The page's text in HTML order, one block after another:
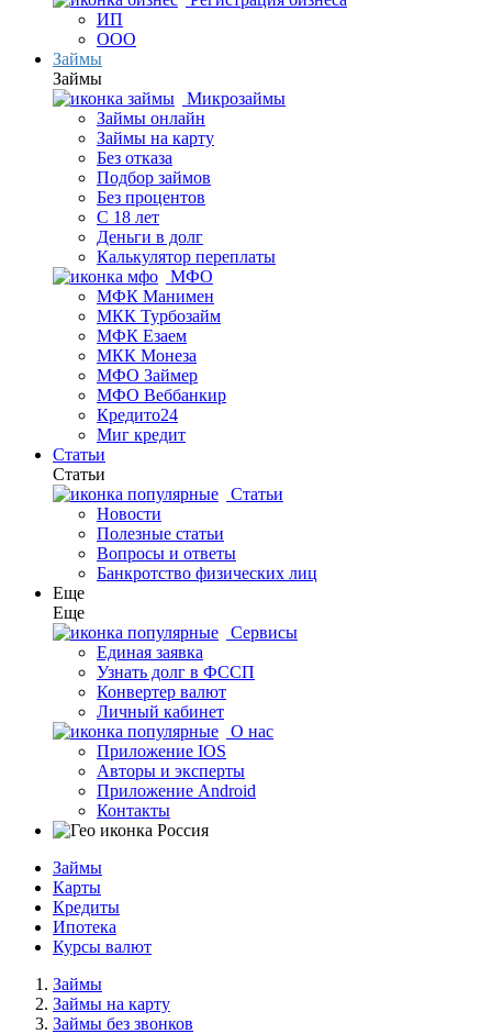
ИП
ООО
Займы
Займы
Микрозаймы
Займы онлайн
Займы на карту
Без отказа
Подбор займов
Без процентов
С 18 лет
Деньги в долг
Калькулятор переплаты
МФО
МФК Манимен
МКК Турбозайм
МФК Езаем
МКК Монеза
МФО Займер
МФО Веббанкир
Кредито24
Миг кредит
Статьи
Статьи
Статьи
Новости
Полезные статьи
Вопросы и ответы
Банкротство физических лиц
Еще
Еще
Сервисы
Единая заявка
Узнать долг в ФССП
Конвертер валют
Личный кабинет
О нас
Приложение IOS
Авторы и эксперты
Приложение Android
Контакты
Россия
Займы
Карты
Кредиты
Ипотека
Курсы валют
Займы
Займы на карту
Займы без звонков